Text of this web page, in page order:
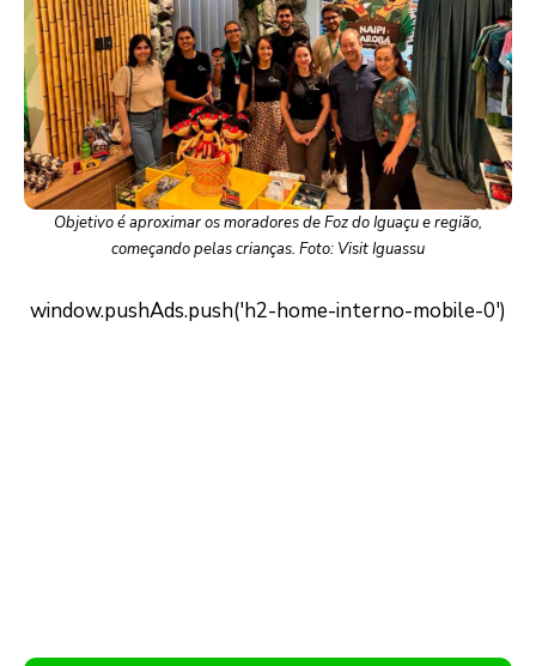
Objetivo é aproximar os moradores de Foz do Iguaçu e região,
começando pelas crianças. Foto: Visit Iguassu